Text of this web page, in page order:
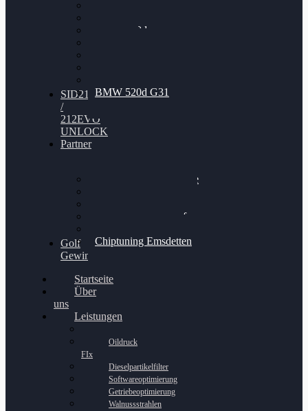
BMW 120d
BMW 520d G31
SID212
/
212EVO
UNLOCK
Partner
Bilgenroth Performance
Chiptuning Schüttorf
Chiptuning Emsdetten
Golf
Gewinnspiel
Startseite
Über
uns
Leistungen
Oildruck
FIx
Dieselpartikelfilter
Softwareoptimierung
Getriebeoptimierung
Walnussstrahlen